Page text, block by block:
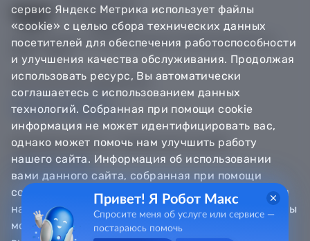
© Департамент информатизации Тюменской области,
Техническая поддержка
Сообщить об ошибке
Направить обращение
Информационно - справочная служба
8 800 100-12-90
8 3452 56-63-30
сервис Яндекс Метрика использует файлы
«cookie» с целью сбора технических данных
посетителей для обеспечения работоспособности
и улучшения качества обслуживания. Продолжая
использовать ресурс, Вы автоматически
соглашаетесь с использованием данных
технологий. Собранная при помощи cookie
информация не может идентифицировать вас,
однако может помочь нам улучшить работу
нашего сайта. Информация об использовании
вами данного сайта, собранная при помощи
cookie, будет передаваться Яндексу и храниться
на сервере Яндекса в Российской Федерации. Вы
можете отказаться от использования «cookie»,
Привет! Я Робот Макс
Спросите меня об услуге или сервисе —
постараюсь помочь